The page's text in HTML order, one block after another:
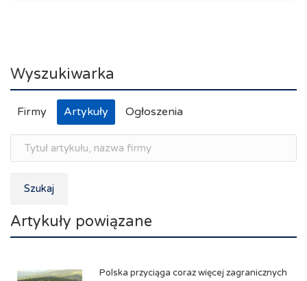
Wyszukiwarka
Firmy Artykuły Ogłoszenia
Szukaj
Artykuły powiązane
Polska przyciąga coraz więcej zagranicznych